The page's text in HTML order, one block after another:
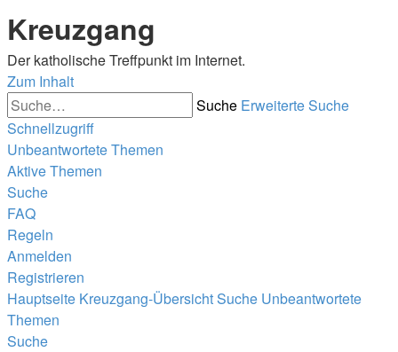
Kreuzgang
Der katholische Treffpunkt im Internet.
Zum Inhalt
Suche Erweiterte Suche
Schnellzugriff
Unbeantwortete Themen
Aktive Themen
Suche
FAQ
Regeln
Anmelden
Registrieren
Hauptseite Kreuzgang-ÜbersichtSuche Unbeantwortete
Themen
Suche